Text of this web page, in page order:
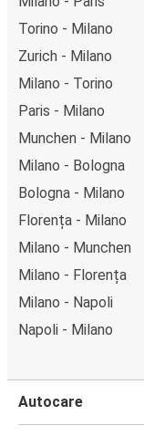
Torino - Milano
Zurich - Milano
Milano - Torino
Paris - Milano
Munchen - Milano
Milano - Bologna
Bologna - Milano
Florența - Milano
Milano - Munchen
Milano - Florența
Milano - Napoli
Napoli - Milano
Autocare